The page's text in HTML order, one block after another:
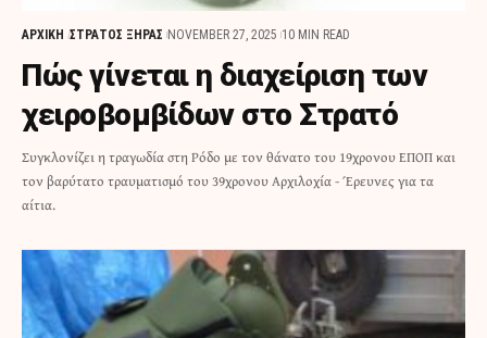
ΑΡΧΙΚΗ ΣΤΡΑΤΟΣ ΞΗΡΑΣ NOVEMBER 27, 2025 10 MIN READ
Πώς γίνεται η διαχείριση των
χειροβομβίδων στο Στρατό
Συγκλονίζει η τραγωδία στη Ρόδο με τον θάνατο του 19χρονου ΕΠΟΠ και
τον βαρύτατο τραυματισμό του 39χρονου Αρχιλοχία - Έρευνες για τα
αίτια.